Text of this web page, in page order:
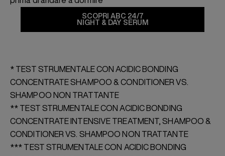
SCOPRI ABC 24/7
NIGHT & DAY SERUM
* TEST STRUMENTALE CON ACIDIC BONDING
CONCENTRATE SHAMPOO & CONDITIONER VS.
SHAMPOO NON TRATTANTE
** TEST STRUMENTALE CON ACIDIC BONDING
CONCENTRATE INTENSIVE TREATMENT, SHAMPOO &
CONDITIONER VS. SHAMPOO NON TRATTANTE
*** TEST STRUMENTALE CON ACIDIC BONDING